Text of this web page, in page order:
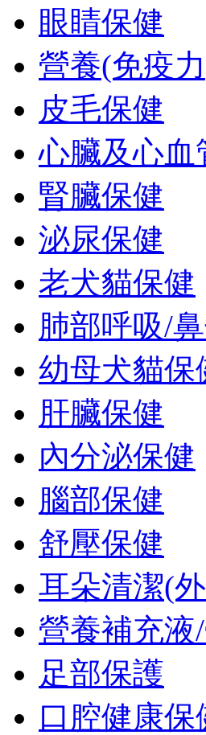
眼睛保健
營養(免疫
皮毛保健
心臟及心血
腎臟保健
泌尿保健
老犬貓保健
肺部呼吸/
幼母犬貓保
肝臟保健
內分泌保健
腦部保健
舒壓保健
耳朵清潔(
營養補充液
足部保護
口腔健康保